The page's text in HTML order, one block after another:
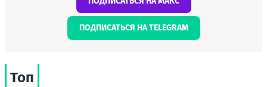
ПОДПИСАТЬСЯ НА TELEGRAM
Топ